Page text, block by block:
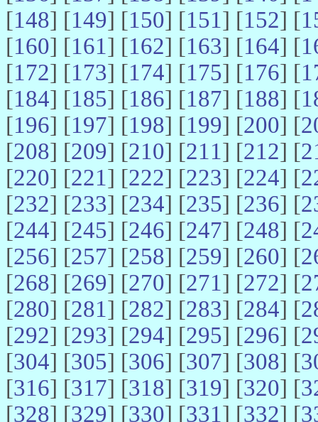
[148] [149] [150] [151] [152] [
[160] [161] [162] [163] [164] [
[172] [173] [174] [175] [176] [
[184] [185] [186] [187] [188] [
[196] [197] [198] [199] [200] [
[208] [209] [210] [211] [212] [
[220] [221] [222] [223] [224] [
[232] [233] [234] [235] [236] [
[244] [245] [246] [247] [248] [
[256] [257] [258] [259] [260] [
[268] [269] [270] [271] [272] [
[280] [281] [282] [283] [284] [
[292] [293] [294] [295] [296] [
[304] [305] [306] [307] [308] [
[316] [317] [318] [319] [320] [
[328] [329] [330] [331] [332] [